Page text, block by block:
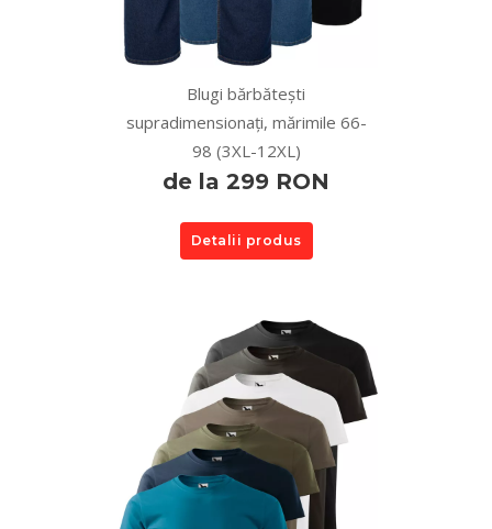
Blugi bărbătești
supradimensionați, mărimile 66-
98 (3XL-12XL)
de la 299 RON
Detalii produs